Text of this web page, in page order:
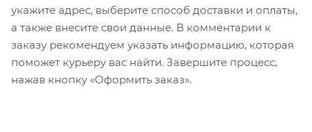
укажите адрес, выберите способ доставки и оплаты,
а также внесите свои данные. В комментарии к
заказу рекомендуем указать информацию, которая
поможет курьеру вас найти. Завершите процесс,
нажав кнопку «Оформить заказ».